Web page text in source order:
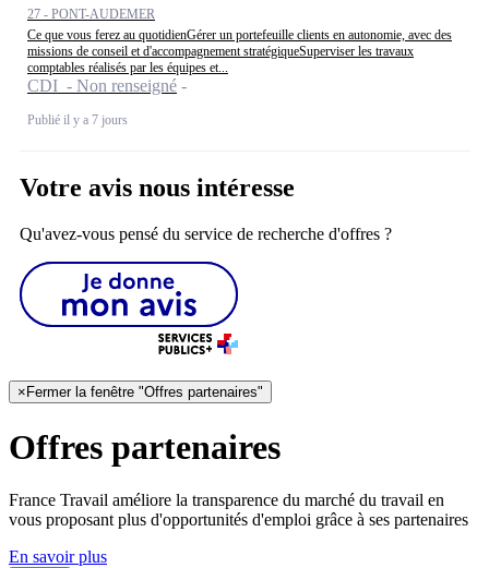
27 - PONT-AUDEMER
Ce que vous ferez au quotidienGérer un portefeuille clients en autonomie, avec des
missions de conseil et d'accompagnement stratégiqueSuperviser les travaux
comptables réalisés par les équipes et...
CDI - Non renseigné
Publié il y a 7 jours
Votre avis nous intéresse
Qu'avez-vous pensé du service de recherche d'offres ?
× Fermer la fenêtre "Offres partenaires"
Offres partenaires
France Travail améliore la transparence du marché du travail en
vous proposant plus d'opportunités d'emploi grâce à ses partenaires
En savoir plus